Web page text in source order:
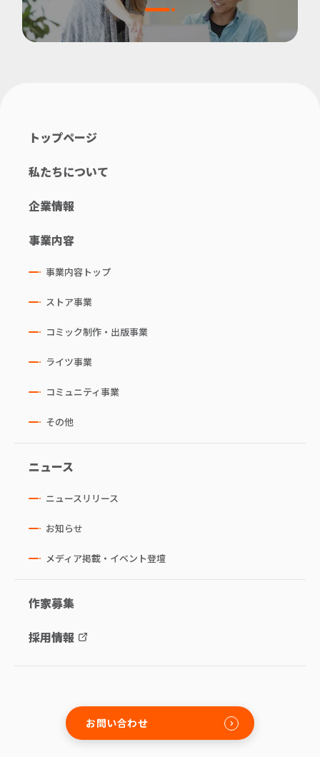
トップページ
私たちについて
企業情報
事業内容
事業内容トップ
ストア事業
コミック制作・出版事業
ライツ事業
コミュニティ事業
その他
ニュース
ニュースリリース
お知らせ
メディア掲載・イベント登壇
作家募集
採用情報
お問い合わせ